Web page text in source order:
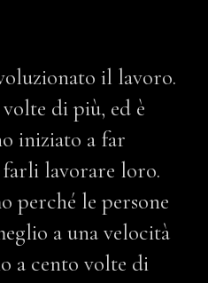
il lavoro.
di più, ed è
iniziato a far
lavorare loro.
perché le persone
a una velocità
a cento volte di